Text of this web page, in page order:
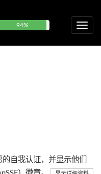
94%
自我认证，并显示他们